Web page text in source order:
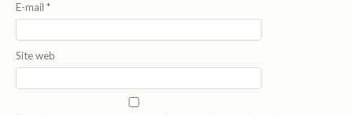
E-mail *
Site web